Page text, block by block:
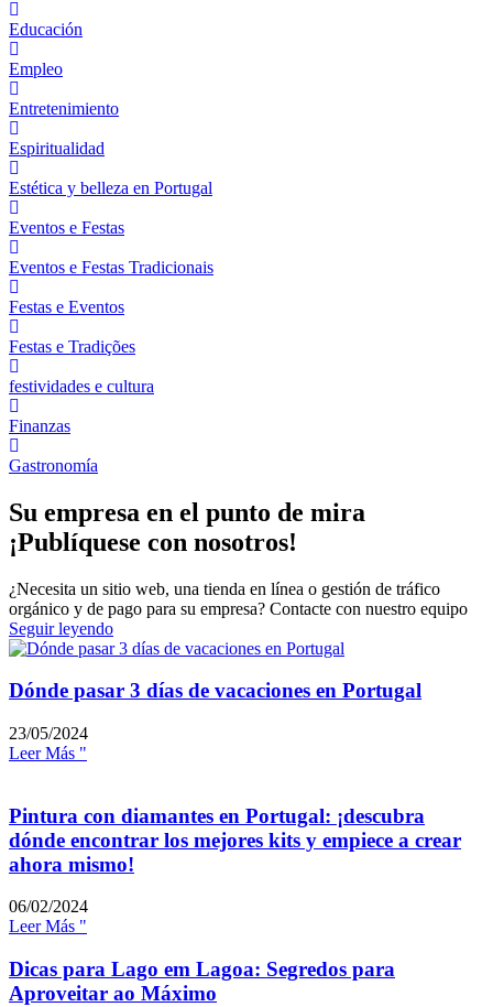
Educación
Empleo
Entretenimiento
Espiritualidad
Estética y belleza en Portugal
Eventos e Festas
Eventos e Festas Tradicionais
Festas e Eventos
Festas e Tradições
festividades e cultura
Finanzas
Gastronomía
Su empresa en el punto de mira
¡Publíquese con nosotros!
¿Necesita un sitio web, una tienda en línea o gestión de tráfico
orgánico y de pago para su empresa? Contacte con nuestro equipo
Seguir leyendo
Dónde pasar 3 días de vacaciones en Portugal
23/05/2024
Leer Más "
Pintura con diamantes en Portugal: ¡descubra
dónde encontrar los mejores kits y empiece a crear
ahora mismo!
06/02/2024
Leer Más "
Dicas para Lago em Lagoa: Segredos para
Aproveitar ao Máximo